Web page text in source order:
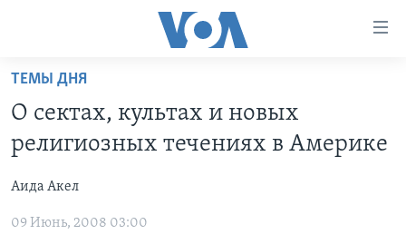
Перейти
основной
контент
Перейти
навигации
ПРОГРАММЫ
НОВОСТИ ЗА МИНУТУ
ИТОГИ
ПРОЕКТЫ
УЧИМ АНГЛИЙСКИЙ
НАША АМЕРИКАНСКАЯ ИСТОРИЯ
ЭКСПЕРТИЗА
ИНТЕРВЬЮ
ТЕМЫ ДНЯ
О сектах, культах и новых
религиозных течениях в Америке
Аида Акел
09 Июнь, 2008 03:00